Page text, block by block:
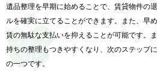
遺品整理を早期に始めることで、 賃貸物件の
ルを確実に立てることができます。また、 早
賃の無駄な支払いを抑えることが可能です。ま
持ちの整理もつきやすくなり、 次のステップ
の一つです。